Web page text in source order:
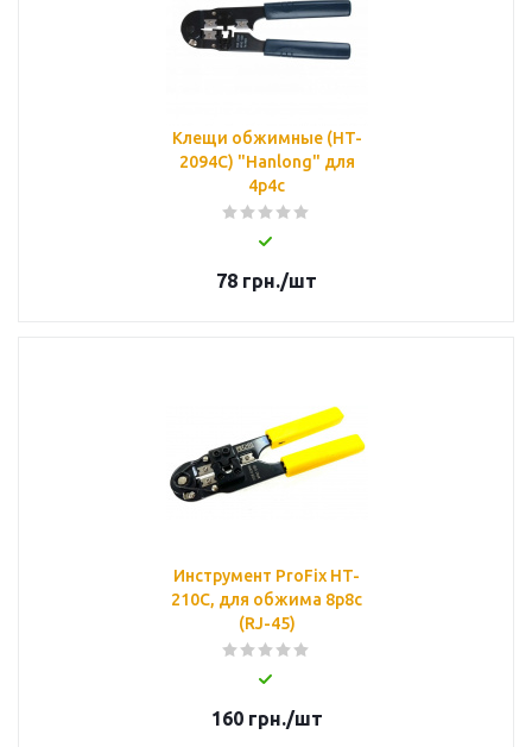
Клещи обжимные (HT-
2094C) "Hanlong" для
4р4с
78 грн./шт
Инструмент ProFix HT-
210C, для обжима 8p8c
(RJ-45)
160грн./шт